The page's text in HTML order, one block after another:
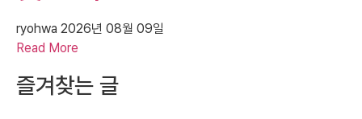
ryohwa 2026년 08월 09일
Read More
즐겨찾는 글